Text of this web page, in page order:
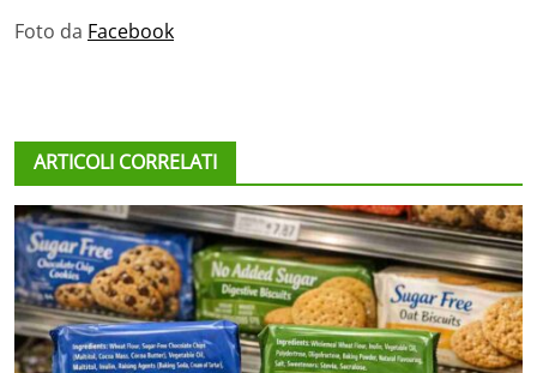
Foto da Facebook
ARTICOLI CORRELATI